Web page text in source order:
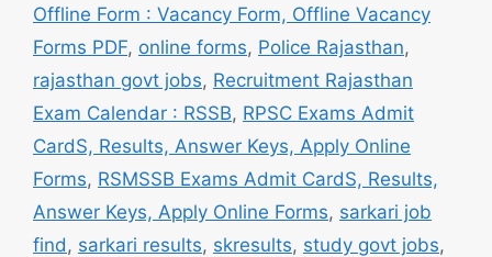
Offline Form : Vacancy Form, Offline Vacancy
Forms PDF, online forms, Police Rajasthan,
rajasthan govt jobs, Recruitment Rajasthan
Exam Calendar : RSSB, RPSC Exams Admit
CardS, Results, Answer Keys, Apply Online
Forms, RSMSSB Exams Admit CardS, Results,
Answer Keys, Apply Online Forms, sarkari job
find , sarkari results, skresults, study govt jobs,